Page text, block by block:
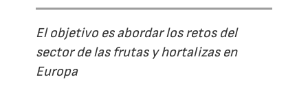
El objetivo es abordar los retos del
sector de las frutas y hortalizas en
Europa